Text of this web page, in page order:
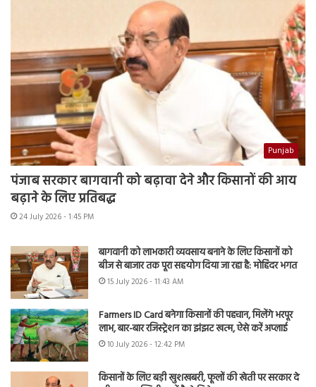
Punjab
पंजाब सरकार बागवानी को बढ़ावा देने और किसानों की आय
बढ़ाने के लिए प्रतिबद्ध
24 July 2026 - 1:45 PM
बागवानी को लाभकारी व्यवसाय बनाने के लिए किसानों को
बीज से बाजार तक पूरा सहयोग दिया जा रहा है: मोहिंदर भगत
15 July 2026 - 11:43 AM
Farmers ID Card बनेगा किसानों की पहचान, मिलेंगे भरपूर
लाभ, बार-बार रजिस्ट्रेशन का झंझट खत्म, ऐसे करें अप्लाई
10 July 2026 - 12:42 PM
किसानों के लिए बड़ी खुशखबरी, फूलों की खेती पर सरकार दे